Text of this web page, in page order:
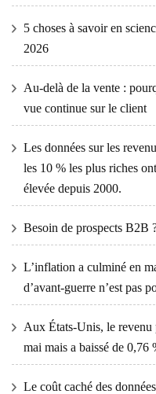
5 choses à savoir en
2026
Au-delà de la vente :
vue continue sur le client
Les données sur les
les 10 % les plus riches
élevée depuis 2000.
Besoin de prospects B2B
L’inflation a culminé en
d’avant-guerre n’est pas
Aux États-Unis, le revenu
mai mais a baissé de 0,76
Le coût caché des